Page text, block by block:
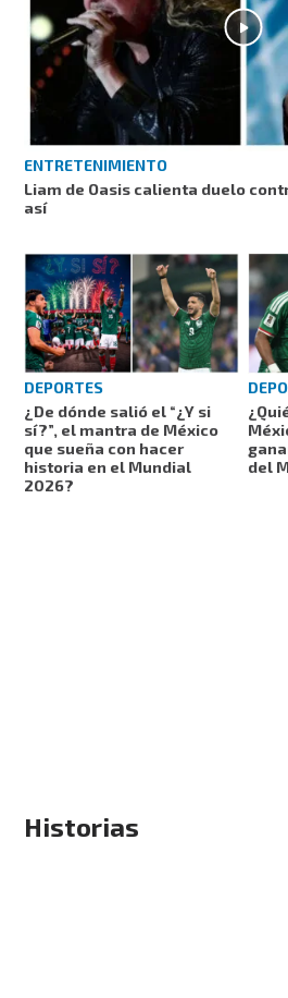
ENTRETENIMIENTO
Liam de Oasis calienta duelo
así
DEPORTES
¿De dónde salió el “¿Y si
sí?”, el mantra de México
que sueña con hacer
historia en el Mundial
2026?
del
Historias